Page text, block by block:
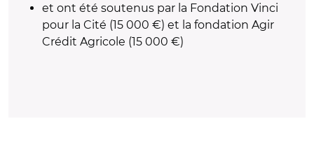
et ont été soutenus par la Fondation Vinci
pour la Cité (15 000 €) et la fondation Agir
Crédit Agricole (15 000 €)